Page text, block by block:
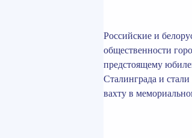
Российские и
общественности
предстоящему
Сталинграда и
вахту в